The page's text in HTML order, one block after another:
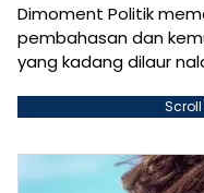
Dimoment Politik
pembahasan dan
yang kadang dilaur